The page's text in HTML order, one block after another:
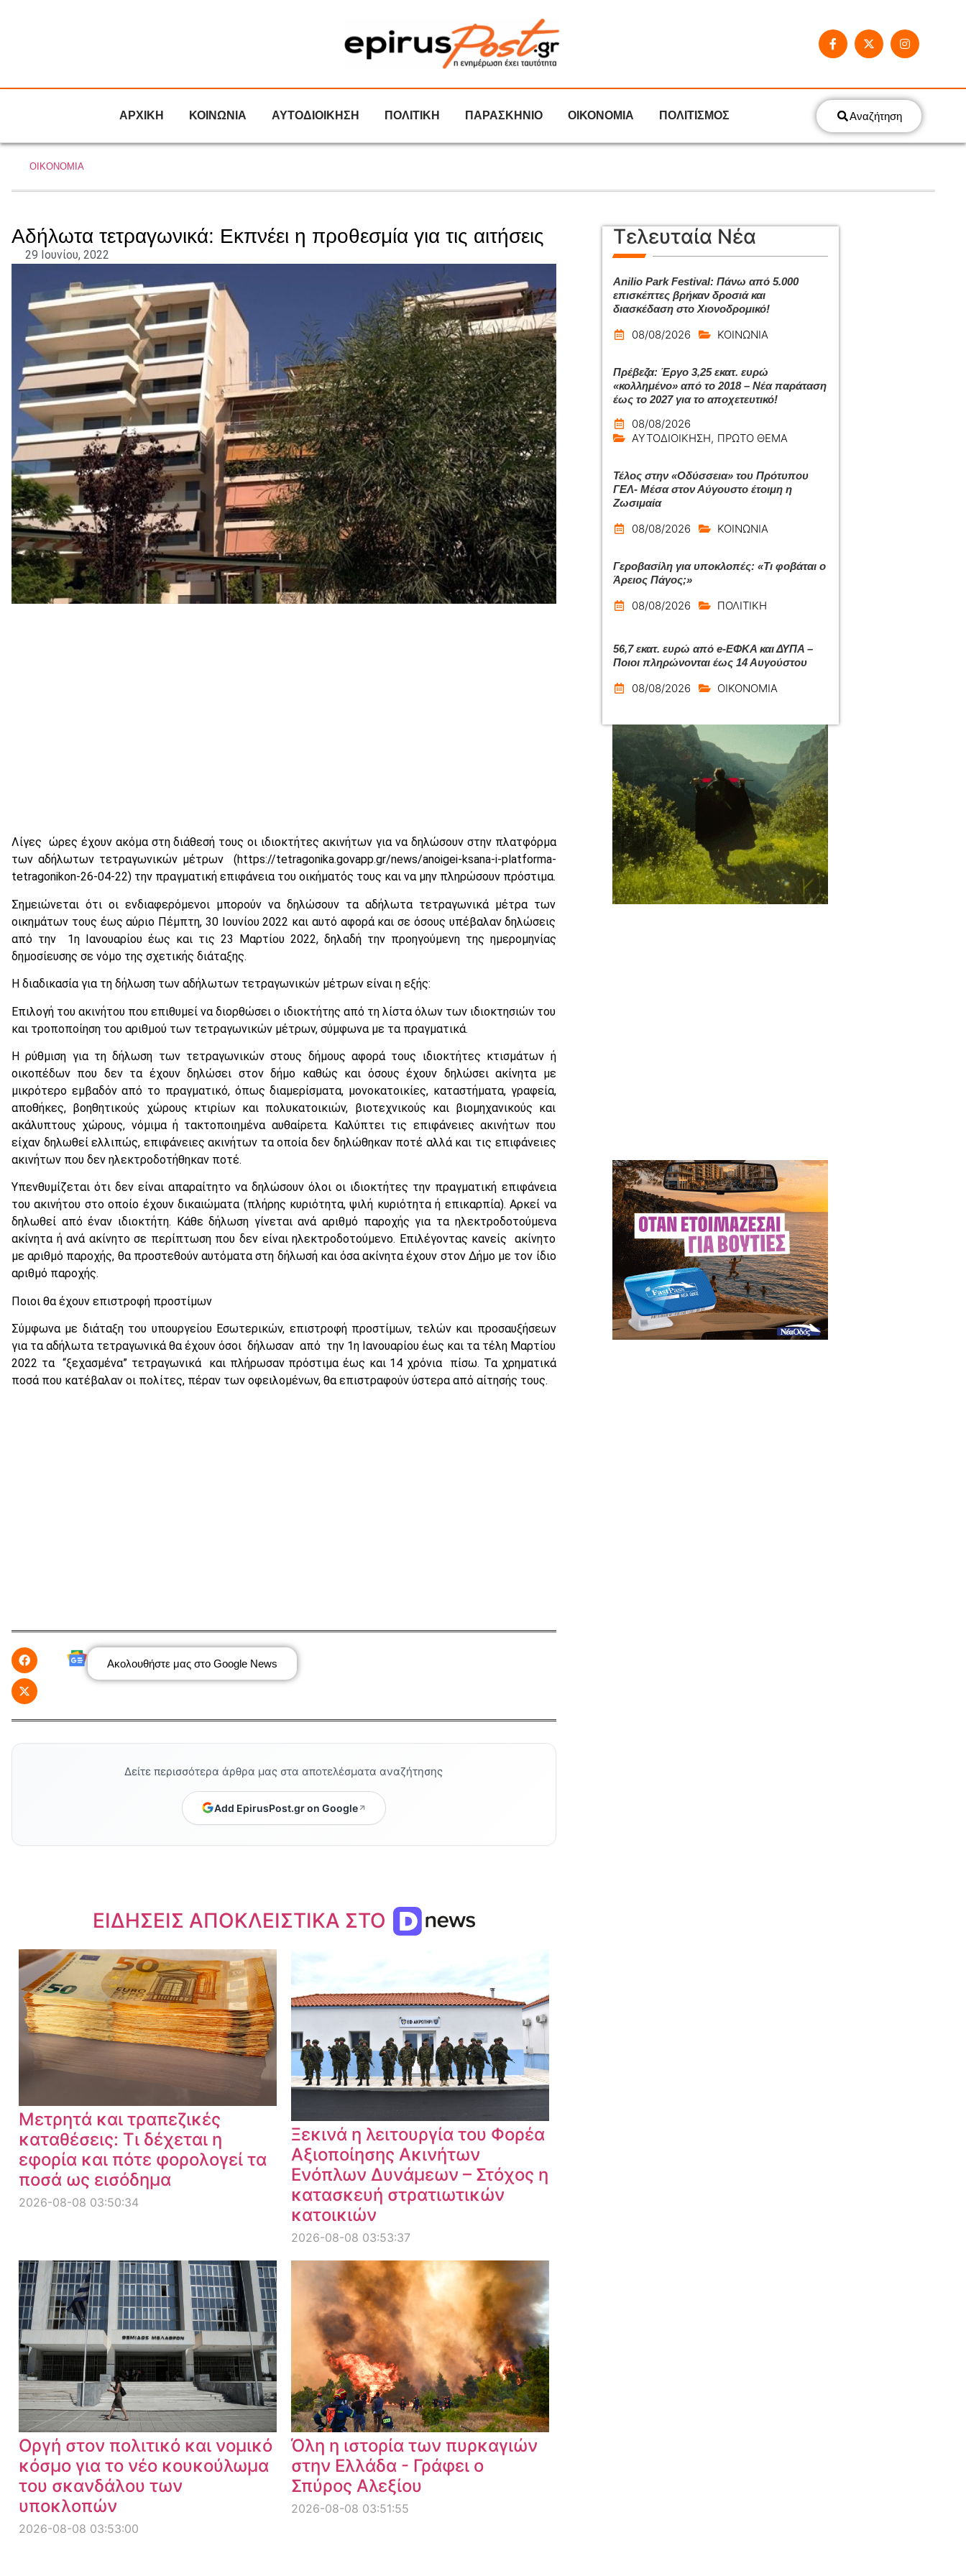
ΑΡΧΙΚΗ ΚΟΙΝΩΝΙΑ ΑΥΤΟΔΙΟΙΚΗΣΗ ΠΟΛΙΤΙΚΗ ΠΑΡΑΣΚΗΝΙΟ ΟΙΚΟΝΟΜΙΑ ΠΟΛΙΤΙΣΜΟΣ Αναζήτηση
ΟΙΚΟΝΟΜΙΑ
Αδήλωτα τετραγωνικά: Εκπνέει η προθεσμία για τις αιτήσεις
29 Ιουνίου, 2022
Λίγες ώρες έχουν ακόμα στη διάθεσή τους οι ιδιοκτήτες ακινήτων για να δηλώσουν στην πλατφόρμα
των αδήλωτων τετραγωνικών μέτρων (https://tetragonika.govapp.gr/news/anoigei-ksana-i-platforma-
tetragonikon-26-04-22) την πραγματική επιφάνεια του οικήματός τους και να μην πληρώσουν πρόστιμα.
Σημειώνεται ότι οι ενδιαφερόμενοι μπορούν να δηλώσουν τα αδήλωτα τετραγωνικά μέτρα των
οικημάτων τους έως αύριο Πέμπτη, 30 Ιουνίου 2022 και αυτό αφορά και σε όσους υπέβαλαν δηλώσεις
από την 1η Ιανουαρίου έως και τις 23 Μαρτίου 2022, δηλαδή την προηγούμενη της ημερομηνίας
δημοσίευσης σε νόμο της σχετικής διάταξης.
Η διαδικασία για τη δήλωση των αδήλωτων τετραγωνικών μέτρων είναι η εξής:
Επιλογή του ακινήτου που επιθυμεί να διορθώσει ο ιδιοκτήτης από τη λίστα όλων των ιδιοκτησιών του
και τροποποίηση του αριθμού των τετραγωνικών μέτρων, σύμφωνα με τα πραγματικά.
Η ρύθμιση για τη δήλωση των τετραγωνικών στους δήμους αφορά τους ιδιοκτήτες κτισμάτων ή
οικοπέδων που δεν τα έχουν δηλώσει στον δήμο καθώς και όσους έχουν δηλώσει ακίνητα με
μικρότερο εμβαδόν από το πραγματικό, όπως διαμερίσματα, μονοκατοικίες, καταστήματα, γραφεία,
αποθήκες, βοηθητικούς χώρους κτιρίων και πολυκατοικιών, βιοτεχνικούς και βιομηχανικούς και
ακάλυπτους χώρους, νόμιμα ή τακτοποιημένα αυθαίρετα. Καλύπτει τις επιφάνειες ακινήτων που
είχαν δηλωθεί ελλιπώς, επιφάνειες ακινήτων τα οποία δεν δηλώθηκαν ποτέ αλλά και τις επιφάνειες
ακινήτων που δεν ηλεκτροδοτήθηκαν ποτέ.
Υπενθυμίζεται ότι δεν είναι απαραίτητο να δηλώσουν όλοι οι ιδιοκτήτες την πραγματική επιφάνεια
του ακινήτου στο οποίο έχουν δικαιώματα (πλήρης κυριότητα, ψιλή κυριότητα ή επικαρπία). Αρκεί να
δηλωθεί από έναν ιδιοκτήτη. Κάθε δήλωση γίνεται ανά αριθμό παροχής για τα ηλεκτροδοτούμενα
ακίνητα ή ανά ακίνητο σε περίπτωση που δεν είναι ηλεκτροδοτούμενο. Επιλέγοντας κανείς ακίνητο
με αριθμό παροχής, θα προστεθούν αυτόματα στη δήλωσή και όσα ακίνητα έχουν στον Δήμο με τον ίδιο
αριθμό παροχής.
Ποιοι θα έχουν επιστροφή προστίμων
Σύμφωνα με διάταξη του υπουργείου Εσωτερικών, επιστροφή προστίμων, τελών και προσαυξήσεων
για τα αδήλωτα τετραγωνικά θα έχουν όσοι δήλωσαν από την 1η Ιανουαρίου έως και τα τέλη Μαρτίου
2022 τα “ξεχασμένα” τετραγωνικά και πλήρωσαν πρόστιμα έως και 14 χρόνια πίσω. Τα χρηματικά
ποσά που κατέβαλαν οι πολίτες, πέραν των οφειλομένων, θα επιστραφούν ύστερα από αίτησής τους.
Ακολουθήστε μας στο Google News
Δείτε περισσότερα άρθρα μας στα αποτελέσματα αναζήτησης
Add EpirusPost.gr on Google
ΕΙΔΗΣΕΙΣ ΑΠΟΚΛΕΙΣΤΙΚΑ ΣΤΟ
Dnews.gr
Μετρητά και τραπεζικές
καταθέσεις: Τι δέχεται η
εφορία και πότε φορολογεί τα
ποσά ως εισόδημα
2026-08-08 03:50:34
Ξεκινά η λειτουργία του Φορέα
Αξιοποίησης Ακινήτων
Ενόπλων Δυνάμεων – Στόχος η
κατασκευή στρατιωτικών
κατοικιών
2026-08-08 03:53:37
Οργή στον πολιτικό και νομικό
κόσμο για το νέο κουκούλωμα
του σκανδάλου των
υποκλοπών
2026-08-08 03:53:00
Όλη η ιστορία των πυρκαγιών
στην Ελλάδα - Γράφει ο
Σπύρος Αλεξίου
2026-08-08 03:51:55
Τελευταία Νέα
Anilio Park Festival: Πάνω από 5.000
επισκέπτες βρήκαν δροσιά και
διασκέδαση στο Χιονοδρομικό!
08/08/2026 ΚΟΙΝΩΝΙΑ
Πρέβεζα: Έργο 3,25 εκατ. ευρώ
«κολλημένο» από το 2018 – Νέα παράταση
έως το 2027 για το αποχετευτικό!
08/08/2026
ΑΥΤΟΔΙΟΙΚΗΣΗ, ΠΡΩΤΟ ΘΕΜΑ
Τέλος στην «Οδύσσεια» του Πρότυπου
ΓΕΛ- Μέσα στον Αύγουστο έτοιμη η
Ζωσιμαία
08/08/2026 ΚΟΙΝΩΝΙΑ
Γεροβασίλη για υποκλοπές: «Τι φοβάται ο
Άρειος Πάγος;»
08/08/2026 ΠΟΛΙΤΙΚΗ
56,7 εκατ. ευρώ από e-ΕΦΚΑ και ΔΥΠΑ –
Ποιοι πληρώνονται έως 14 Αυγούστου
08/08/2026 ΟΙΚΟΝΟΜΙΑ